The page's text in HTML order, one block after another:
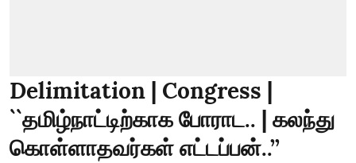
Delimitation | Congress |
``தமிழ்நாட்டிற்காக போராட.. | கலந்து
கொள்ளாதவர்கள் எட்டப்பன்..’’